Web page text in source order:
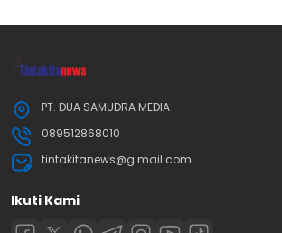
PT. DUA SAMUDRA MEDIA
089512868010
tintakitanews@g.mail.com
Ikuti Kami